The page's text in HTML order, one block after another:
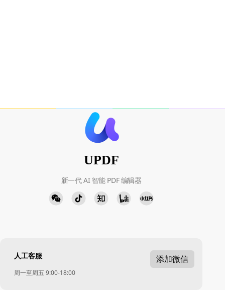
UPDF
新一代 AI 智能 PDF 编辑器
人工客服
周一至周五 9:00-18:00
添加微信